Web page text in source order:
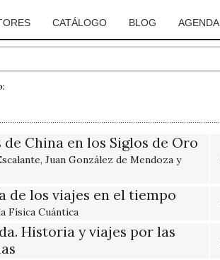
CATÁLOGO BLOG AGENDA
China en los Siglos de Oro
Juan González de Mendoza y
de los viajes en el tiempo
Física Cuántica
Historia y viajes por las